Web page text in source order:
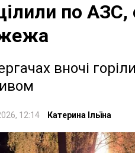
по АЗС,
вночі
12:14 Катерина Ільїна